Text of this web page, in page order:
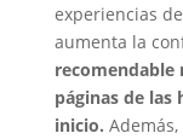
experiencias
aumenta la
recomendable
páginas de las
inicio.